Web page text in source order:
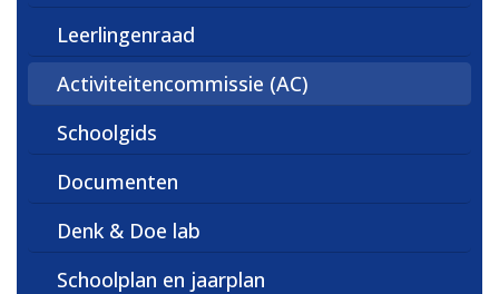
Leerlingenraad
Activiteitencommissie (AC)
Schoolgids
Documenten
Denk & Doe lab
Schoolplan en jaarplan